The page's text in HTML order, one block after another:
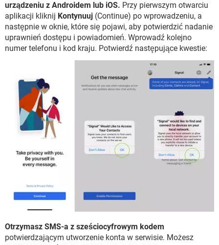
urządzeniu z Androidem lub iOS. Przy pierwszym otwarciu
aplikacji kliknij Kontynuuj (Continue) po wprowadzeniu, a
następnie w oknie, które się pojawi, aby potwierdzić nadanie
uprawnień dostępu i powiadomień. Wprowadź kolejno
numer telefonu i kod kraju. Potwierdź następujące kwestie:
Otrzymasz SMS-a z sześciocyfrowym kodem
potwierdzającym utworzenie konta w serwisie. Możesz